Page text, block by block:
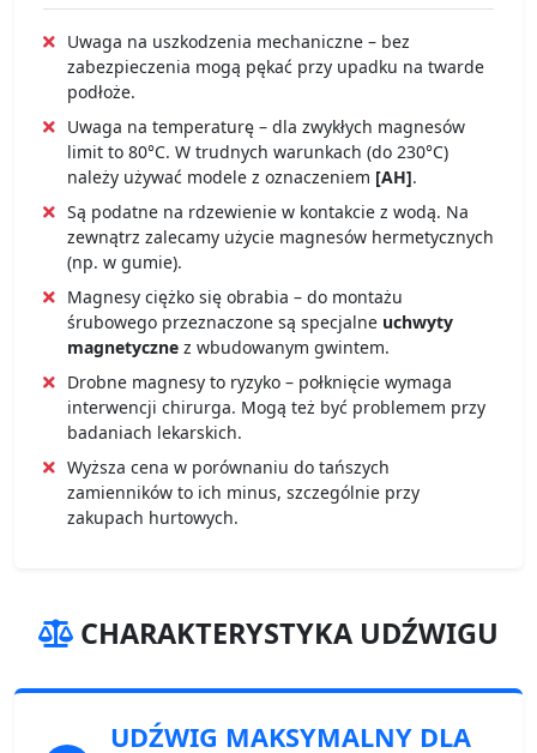
Uwaga na uszkodzenia mechaniczne – bez
zabezpieczenia mogą pękać przy upadku na twarde
podłoże.
Uwaga na temperaturę – dla zwykłych magnesów
limit to 80°C. W trudnych warunkach (do 230°C)
należy używać modele z oznaczeniem [AH].
Są podatne na rdzewienie w kontakcie z wodą. Na
zewnątrz zalecamy użycie magnesów hermetycznych
(np. w gumie).
Magnesy ciężko się obrabia – do montażu
śrubowego przeznaczone są specjalne uchwyty
magnetyczne z wbudowanym gwintem.
Drobne magnesy to ryzyko – połknięcie wymaga
interwencji chirurga. Mogą też być problemem przy
badaniach lekarskich.
Wyższa cena w porównaniu do tańszych
zamienników to ich minus, szczególnie przy
zakupach hurtowych.
CHARAKTERYSTYKA UDŹWIGU
UDŹWIG MAKSYMALNY DLA